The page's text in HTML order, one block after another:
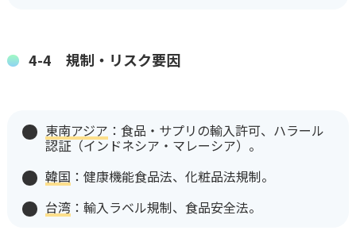
4-4 規制・リスク要因
東南アジア ：食品・サプリの輸入許可、ハラール
認証（インドネシア・マレーシア）。
韓国 ：健康機能食品法、化粧品法規制。
台湾：輸入ラベル規制、食品安全法。